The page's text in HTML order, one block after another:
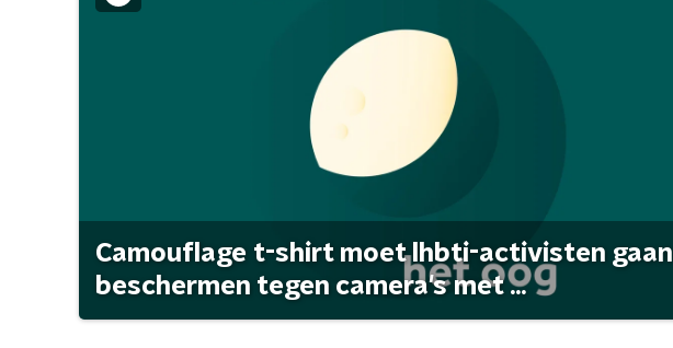
Camouflage t-shirt moet lhbti-activisten gaan
beschermen tegen camera's met ...